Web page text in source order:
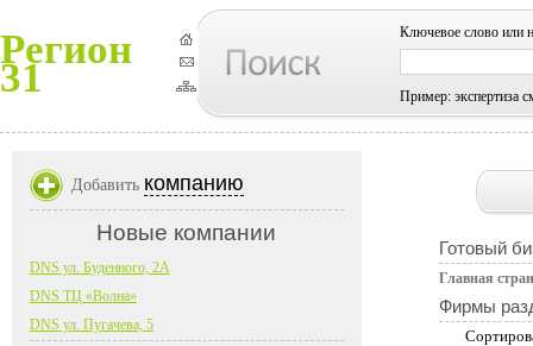
Регион
31
Ключевое слово или
Пример: экспертиза
Готовый
Главная
Фирмы
Добавить компанию
Новые компании
DNS ул. Буденного, 2А
DNS ТЦ «Волна»
DNS ул. Пугачева, 5